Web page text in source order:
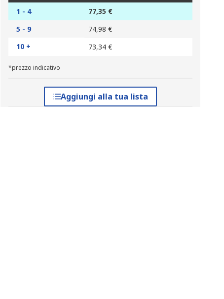
1 - 4
77,35 €
5 - 9
74,98 €
10 +
73,34 €
*prezzo indicativo
Aggiungi alla tua lista